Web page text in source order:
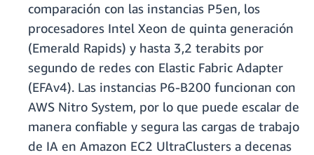
comparación con las instancias P5en, los
procesadores Intel Xeon de quinta generación
(Emerald Rapids) y hasta 3,2 terabits por
segundo de redes con Elastic Fabric Adapter
(EFAv4). Las instancias P6-B200 funcionan con
AWS Nitro System, por lo que puede escalar de
manera confiable y segura las cargas de trabajo
de IA en Amazon EC2 UltraClusters a decenas